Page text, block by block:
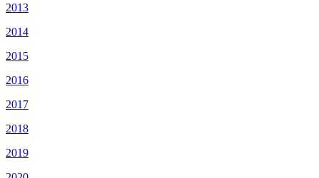
2013
2014
2015
2016
2017
2018
2019